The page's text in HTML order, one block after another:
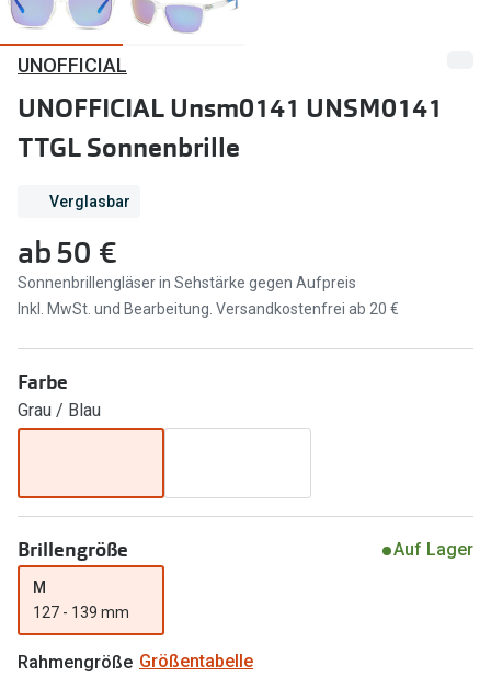
Marken
Ray-Ban
DbyD
Prada
Seen
Miu Miu
alle Marken
Ratgeber
Gleitsicht Ratgeber
Brillenpass richtig lesen
Angebote
Brillen 2 für 1
20% auf selbsttönende Gläser
Ray-Ban
Oakley
UNOFFICIAL
UNOFFICIAL Unsm0141 UNSM0141
TTGL Sonnenbrille
Verglasbar
ab50 €
Sonnenbrillengläser in Sehstärke gegen Aufpreis
Inkl. MwSt. und Bearbeitung. Versandkostenfrei ab 20 €
Farbe
Grau / Blau
Brillengröße Auf Lager
M
127 - 139 mm
Rahmengröße Größentabelle